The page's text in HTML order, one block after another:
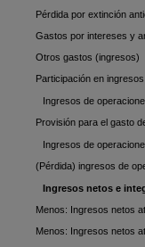
Pérdida por extinción
Gastos por intereses y
Otros gastos (ingresos)
Participación en
Ingresos de
Provisión para el gasto
Ingresos de
(Pérdida) ingresos de
Ingresos netos e
Menos: Ingresos netos
Menos: Ingresos netos